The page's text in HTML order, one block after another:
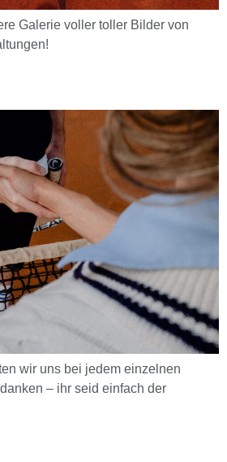
Galerie voller toller Bilder von
wir uns bei jedem einzelnen
– ihr seid einfach der